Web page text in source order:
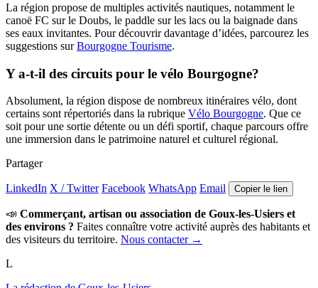
La région propose de multiples activités nautiques, notamment le
canoë FC sur le Doubs, le paddle sur les lacs ou la baignade dans
ses eaux invitantes. Pour découvrir davantage d’idées, parcourez les
suggestions surBourgogne Tourisme.
Y a-t-il des circuits pour le vélo Bourgogne?
Absolument, la région dispose de nombreux itinéraires vélo, dont
certains sont répertoriés dans la rubrique Vélo Bourgogne. Que ce
soit pour une sortie détente ou un défi sportif, chaque parcours offre
une immersion dans le patrimoine naturel et culturel régional.
Partager
LinkedIn X / Twitter Facebook WhatsApp Email Copier le lien
📣 Commerçant, artisan ou association de Goux-les-Usiers et
des environs ? Faites connaître votre activité auprès des habitants et
des visiteurs du territoire. Nous contacter →
L